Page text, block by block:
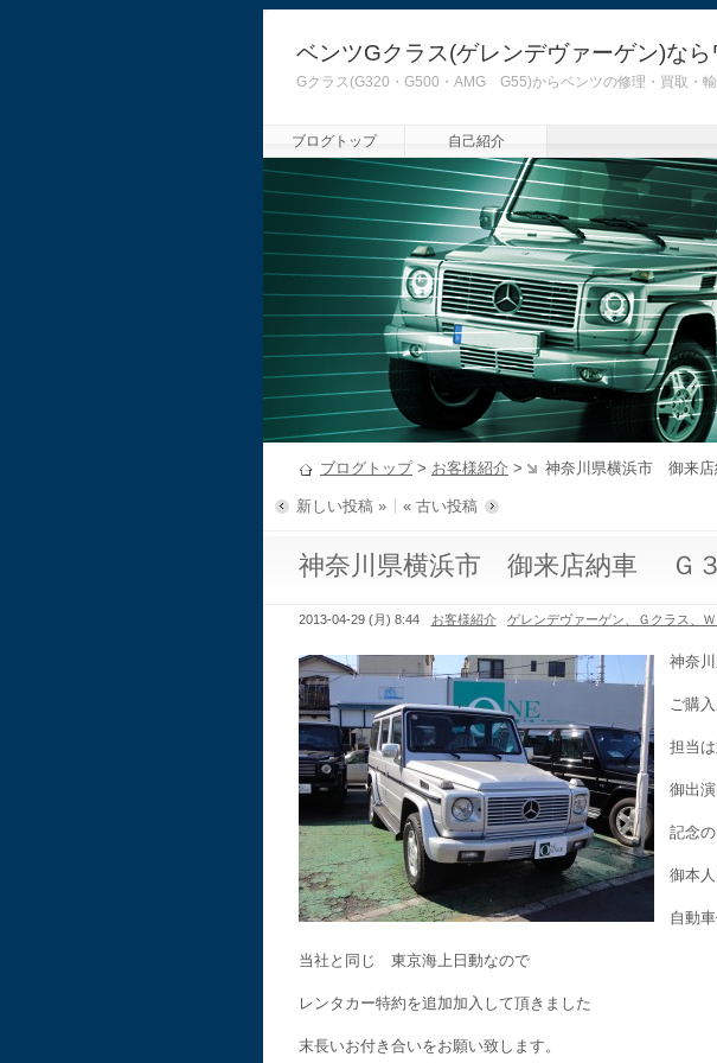
ベンツGクラス(ゲレンデヴァーゲン)な
Gクラス(G320・G500・AMG G55)からベンツの修理・買取・
ブログトップ 自己紹介
ブログトップ> お客様紹介 > 神奈川県横浜市 御
新しい投稿 » « 古い投稿
神奈川県横浜市 御来店納車
2013-04-29 (月) 8:44 お客様紹介 ゲレンデヴァーゲン、Ｇクラス、
神奈
ご購
担当
御出
記念
御本
自動
当社と同じ 東京海上日動なので
レンタカー特約を追加加入して頂きました
末長いお付き合いをお願い致します。